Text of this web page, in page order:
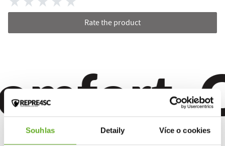
Souhlas Detaily Více o cookies
Rate the product